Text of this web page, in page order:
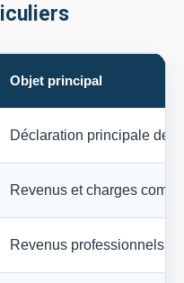
Objet principal
Déclaration principale des
Revenus et charges
Revenus professionnels